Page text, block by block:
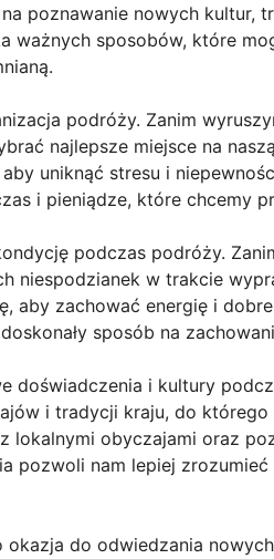
poznawanie nowych kultur,
ważnych sposobów, które
podróży. Zanim
najlepsze miejsce na
uniknąć stresu i
i pieniądze, które chcemy
podczas podróży.
niespodzianek w trakcie
aby zachować energię i
sposób na
doświadczenia i kultury
i tradycji kraju, do którego
lokalnymi obyczajami oraz
pozwoli nam lepiej
do odwiedzania